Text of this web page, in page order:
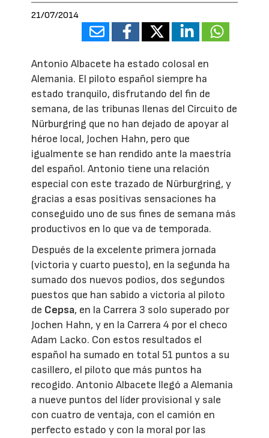
21/07/2014
Antonio Albacete ha estado colosal en
Alemania. El piloto español siempre ha
estado tranquilo, disfrutando del fin de
semana, de las tribunas llenas del Circuito de
Nürburgring que no han dejado de apoyar al
héroe local, Jochen Hahn, pero que
igualmente se han rendido ante la maestría
del español. Antonio tiene una relación
especial con este trazado de Nürburgring, y
gracias a esas positivas sensaciones ha
conseguido uno de sus fines de semana más
productivos en lo que va de temporada.
Después de la excelente primera jornada
(victoria y cuarto puesto), en la segunda ha
sumado dos nuevos podios, dos segundos
puestos que han sabido a victoria al piloto
de Cepsa, en la Carrera 3 solo superado por
Jochen Hahn, y en la Carrera 4 por el checo
Adam Lacko. Con estos resultados el
español ha sumado en total 51 puntos a su
casillero, el piloto que más puntos ha
recogido. Antonio Albacete llegó a Alemania
a nueve puntos del líder provisional y sale
con cuatro de ventaja, con el camión en
perfecto estado y con la moral por las